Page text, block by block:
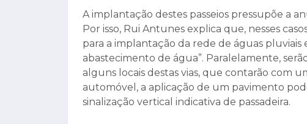
A implantação destes passeios pressupõe a
Por isso, Rui Antunes explica que, nesses
para a implantação da rede de águas
abastecimento de água”. Paralelamente,
alguns locais destas vias, que contarão com
automóvel, a aplicação de um pavimento
sinalização vertical indicativa de passadeira.